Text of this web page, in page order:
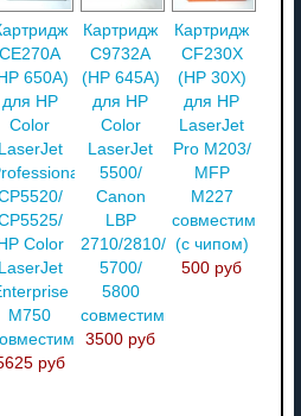
CE270A
650A)
для HP
Color
LaserJet
Color
LaserJet
M750
руб
Картридж
C9732A
(НР 645A)
для HP
Color
LaserJet
5500/
Canon
LBP
2710/2810/
5700/
5800
совместимый
3500 руб
Картридж
CF230X
(HP 30X)
для HP
LaserJet
Pro M203/
MFP
M227
совместимый
(с чипом)
500 руб